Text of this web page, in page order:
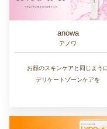
anowa
アノワ
お顔のスキンケアと同じよう
デリケートゾーンケアを